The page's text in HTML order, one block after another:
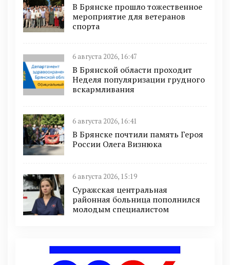
В Брянске прошло тожественное
мероприятие для ветеранов
спорта
6 августа 2026, 16:47
В Брянской области проходит
Неделя популяризации грудного
вскармливания
6 августа 2026, 16:41
В Брянске почтили память Героя
России Олега Визнюка
6 августа 2026, 15:19
Суражская центральная
районная больница пополнился
молодым специалистом